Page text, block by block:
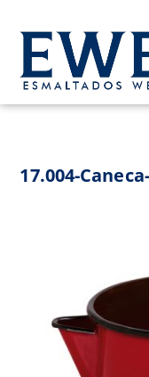
content
17.004-